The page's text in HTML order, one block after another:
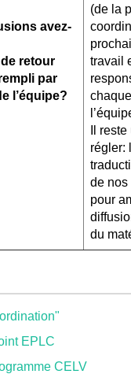
avez-
retour
par
l’équipe?
(de la
travail
Il
régler:
de nos
pour
du
EPLC
CELV